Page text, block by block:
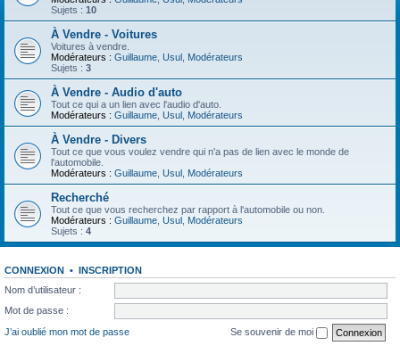
Sujets : 10
À Vendre - Voitures
Voitures à vendre.
Modérateurs : Guillaume Usul Modérateurs
Sujets : 3
À Vendre - Audio d'auto
Tout ce qui a un lien avec l'audio d'auto.
Modérateurs : Guillaume Usul Modérateurs
À Vendre - Divers
Tout ce que vous voulez vendre qui n'a pas de lien avec le monde de
l'automobile.
Modérateurs : Guillaume Usul Modérateurs
Recherché
Tout ce que vous recherchez par rapport à l'automobile ou non.
Modérateurs : Guillaume Usul Modérateurs
Sujets : 4
CONNEXION • INSCRIPTION
Nom d’utilisateur :
Mot de passe :
J’ai oublié mon mot de passe
Se souvenir de moi